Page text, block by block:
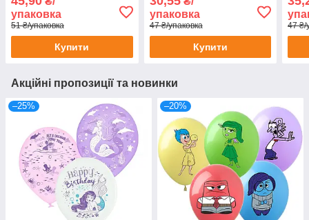
упаковка
51 ₴/упаковка
Купити
упаковка
47 ₴/упаковка
Купити
47 ₴/
Акційні пропозиції та новинки
–25% –20%